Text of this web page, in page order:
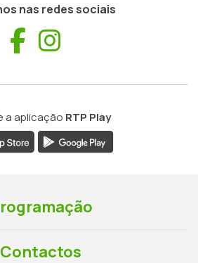
nas redes sociais
Facebook
a aplicação RTP Play
Contactos